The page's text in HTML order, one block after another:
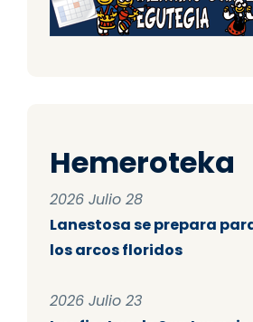
Hemeroteka
2026 Julio 28
Lanestosa se prepara
los arcos floridos
2026 Julio 23